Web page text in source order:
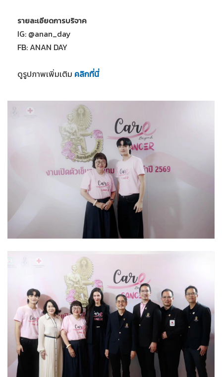
รายละเอียดการบริจาค
IG: @anan_day
FB: ANAN DAY
ดูรูปภาพเพิ่มเติม คลิกที่นี่